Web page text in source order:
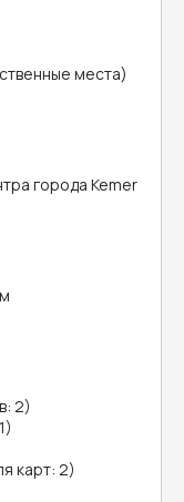
места)
города Kemer
2)
карт: 2)